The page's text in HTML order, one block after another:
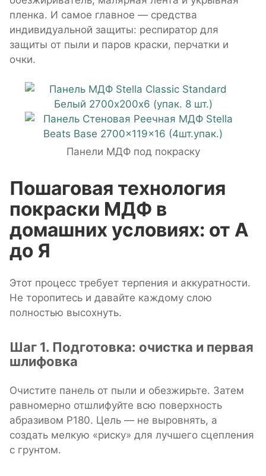
пленка. И самое главное — средства
индивидуальной защиты: респиратор для
защиты от пыли и паров краски, перчатки и
очки.
Панели МДФ под покраску
Пошаговая технология
покраски МДФ в
домашних условиях: от А
до Я
Этот процесс требует терпения и аккуратности.
Не торопитесь и давайте каждому слою
полностью высохнуть.
Шаг 1. Подготовка: очистка и первая
шлифовка
Очистите панель от пыли и обезжирьте. Затем
равномерно отшлифуйте всю поверхность
абразивом P180. Цель — не выровнять, а
создать мелкую «риску» для лучшего сцепления
с грунтом.